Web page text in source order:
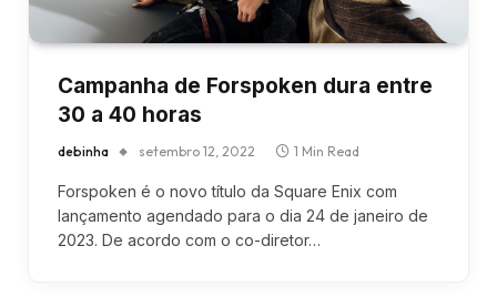
Campanha de Forspoken dura entre
30 a 40 horas
debinha setembro 12, 2022 1 Min Read
Forspoken é o novo título da Square Enix com
lançamento agendado para o dia 24 de janeiro de
2023. De acordo com o co-diretor…